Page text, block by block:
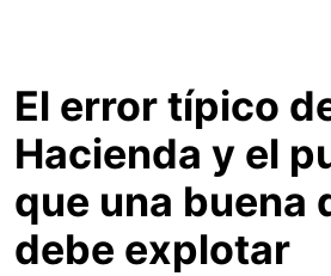
El error típico
Hacienda y el
que una buena
debe explotar